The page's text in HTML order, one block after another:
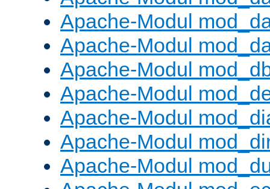
Apache-Modul
Apache-Modul
Apache-Modul
Apache-Modul
Apache-Modul
Apache-Modul
Apache-Modul